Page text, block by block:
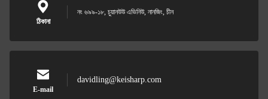
ঠিকানা
নং ৬৯৯-১৮, চুয়ানউউ এভিনিউ, নানজিং, চীন
E-mail
davidling@keisharp.com